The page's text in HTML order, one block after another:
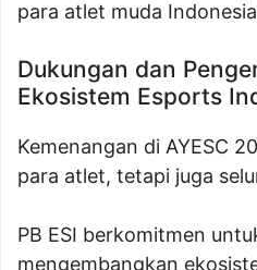
para atlet muda
Dukungan dan
Ekosistem Esports
Kemenangan di AYESC
para atlet, tetapi juga
PB ESI berkomitmen
mengembangkan